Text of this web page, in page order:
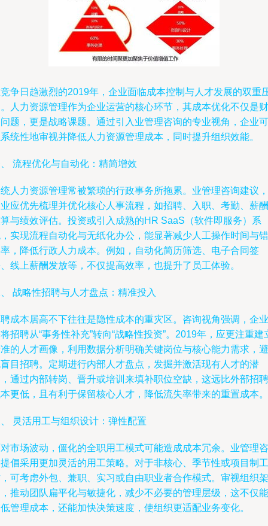
争日趋激烈的2019年，企业面临成本控制与人才发展的双重
人力资源管理作为企业运营的核心环节，其成本优化不仅是财
题，更是战略课题。通过引入业管理咨询的专业视角，企业可
统性地审视并降低人力资源管理成本，同时提升组织效能。
流程优化与自动化：精简增效
人力资源管理常被繁琐的行政事务所拖累。业管理咨询建议，
应优先梳理并优化核心人事流程，如招聘、入职、考勤、薪酬
与绩效评估。投资或引入成熟的HR SaaS（软件即服务）系
实现流程自动化与无纸化办公，能显著减少人工操作时间与错
，降低行政人力成本。例如，自动化简历筛选、电子合同签
线上薪酬发放等，不仅提高效率，也提升了员工体验。
战略性招聘与人才盘点：精准投入
成本居高不下往往是隐性成本的重灾区。咨询视角强调，企业
招聘从“事务性补充”转向“战略性投资”。2019年，应更注重建
的人才画像，利用数据分析明确关键岗位与核心能力需求，避
目招聘。定期进行内部人才盘点，发掘并激活现有人才的潜
通过内部转岗、晋升或培训来填补职位空缺，这远比外部招聘
更低，且有利于保留核心人才，降低流失率带来的重置成本。
灵活用工与组织设计：弹性配置
市场波动，僵化的全职用工模式可能造成成本冗余。业管理咨
倡采用更加灵活的用工策略。对于非核心、季节性或项目制工
可考虑外包、兼职、实习或自由职业者合作模式。审视组织架
推动团队扁平化与敏捷化，减少不必要的管理层级，这不仅能
管理成本，还能加快决策速度，使组织更适配业务变化。